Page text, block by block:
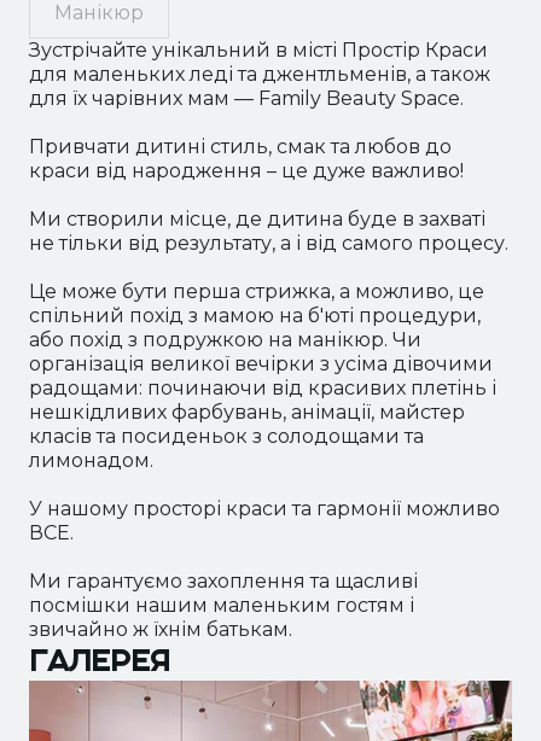
Манікюр
Зустрічайте унікальний в місті Простір Краси
для маленьких леді та джентльменів, а також
для їх чарівних мам — Family Beauty Space.
Привчати дитині стиль, смак та любов до
краси від народження – це дуже важливо!
Ми створили місце, де дитина буде в захваті
не тільки від результату, а і від самого процесу.
Це може бути перша стрижка, а можливо, це
спільний похід з мамою на б'юті процедури,
або похід з подружкою на манікюр. Чи
організація великої вечірки з усіма дівочими
радощами: починаючи від красивих плетінь і
нешкідливих фарбувань, анімації, майстер
класів та посиденьок з солодощами та
лимонадом.
У нашому просторі краси та гармонії можливо
ВСЕ.
Ми гарантуємо захоплення та щасливі
посмішки нашим маленьким гостям і
звичайно ж їхнім батькам.
ГАЛЕРЕЯ